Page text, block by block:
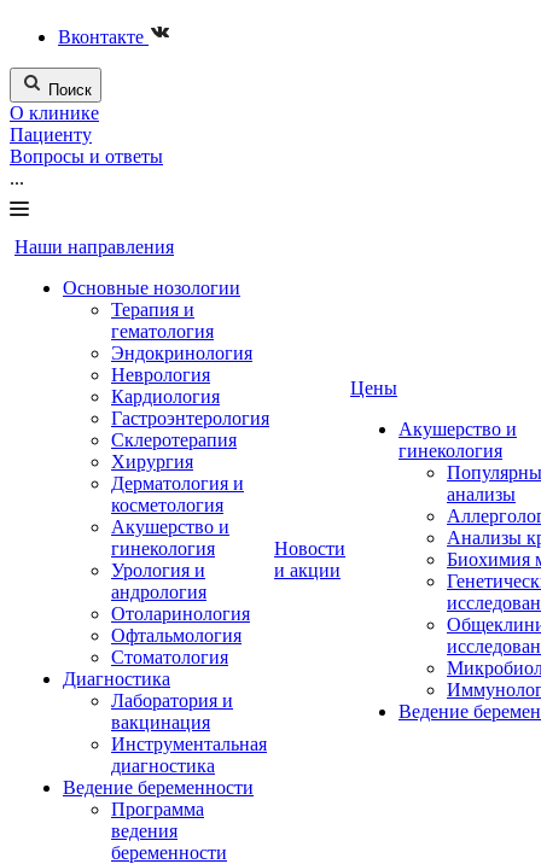
Вконтакте
Поиск
О клинике
Пациенту
Вопросы и ответы
...
Наши направления
Основные нозологии
Терапия и
гематология
Эндокринология
Неврология
Кардиология
Гастроэнтерология
Склеротерапия
Хирургия
Дерматология и
косметология
Акушерство и
гинекология
Урология и
андрология
Отоларинология
Офтальмология
Стоматология
Диагностика
Лаборатория и
вакцинация
Инструментальная
диагностика
Ведение беременности
Программа
ведения
беременности
Новости
и акции
Цены
Акушерство и
гинекология
анализы
Анализы
Биохимия
Ведение